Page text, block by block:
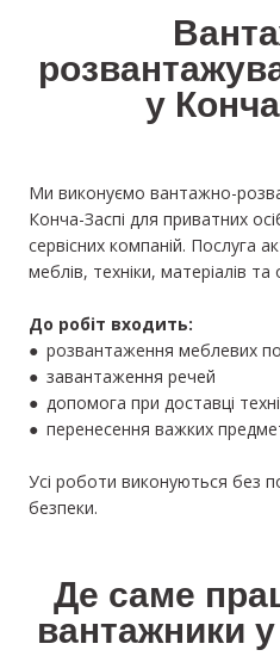
у
Ми виконуємо вантажно-
Конча-Заспі для приватних
сервісних компаній. Послуга
меблів, техніки, матеріалів
До робіт входить:
● розвантаження меблевих
● завантаження речей
● допомога при доставці
● перенесення важких
Усі роботи виконуються без
безпеки.
Де саме
вантажники